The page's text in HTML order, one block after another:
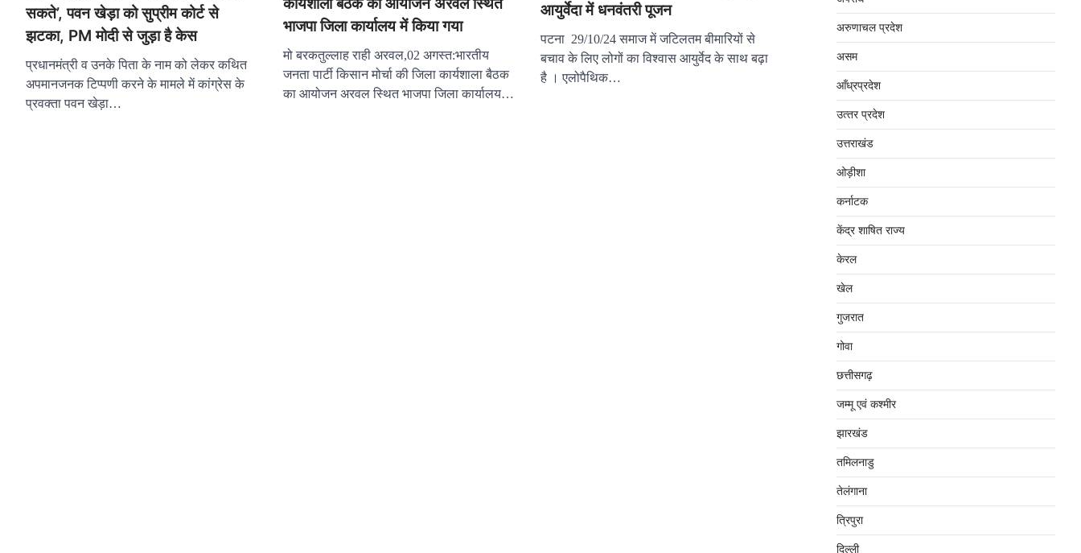
सकते’, पवन खेड़ा को सुप्रीम कोर्ट से
झटका, PM मोदी से जुड़ा है केस
प्रधानमंत्री व उनके पिता के नाम को लेकर कथित
अपमानजनक टिप्पणी करने के मामले में कांग्रेस के
प्रवक्ता पवन खेड़ा…
भाजपा जिला कार्यालय में किया गया
मो बरकतुल्लाह राही अरवल,02 अगस्त:भारतीय
जनता पार्टी किसान मोर्चा की जिला कार्यशाला बैठक
का आयोजन अरवल स्थित भाजपा जिला कार्यालय…
आयुर्वेदा में धनवंतरी पूजन
पटना 29/10/24 समाज में जटिलतम बीमारियों से
बचाव के लिए लोगों का विश्वास आयुर्वेद के साथ बढ़ा
है । एलोपैथिक…
अरुणाचल प्रदेश
असम
आँध्रप्रदेश
उत्‍तर प्रदेश
उत्तराखंड
ओड़ीशा
कर्नाटक
केंद्र शाषित राज्य
केरल
खेल
गुजरात
गोवा
छत्तीसगढ़
जम्‍मू एवं कश्‍मीर
झारखंड
तमिलनाडु
तेलंगाना
त्रिपुरा
दिल्‍ली